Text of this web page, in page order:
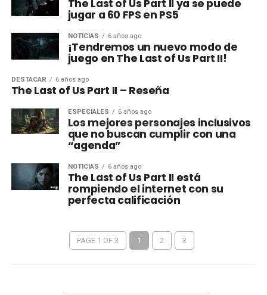
The Last of Us Part II ya se puede
jugar a 60 FPS en PS5
NOTICIAS 6 años ago
¡Tendremos un nuevo modo de
juego en The Last of Us Part II!
DESTACAR 6 años ago
The Last of Us Part II – Reseña
ESPECIALES 6 años ago
Los mejores personajes inclusivos
que no buscan cumplir con una
“agenda”
NOTICIAS 6 años ago
The Last of Us Part II está
rompiendo el internet con su
perfecta calificación
PAGE 1 OF 3 1 2 3